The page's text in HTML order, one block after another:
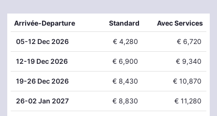
Arrivée-Departure Standard Avec Services
05-12 Dec 2026 € 4,280 € 6,720
12-19 Dec 2026 € 6,900 € 9,340
19-26 Dec 2026 € 8,430 € 10,870
26-02 Jan 2027 € 8,830 € 11,280